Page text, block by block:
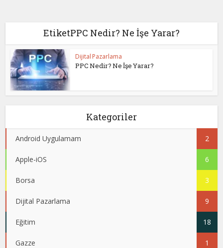
EtiketPPC Nedir? Ne İşe Yarar?
Dijital Pazarlama
PPC Nedir? Ne İşe Yarar?
Kategoriler
Android Uygulamam 2
Apple-iOS 6
Borsa 3
Dijital Pazarlama 9
Eğitim 18
Gazze 1